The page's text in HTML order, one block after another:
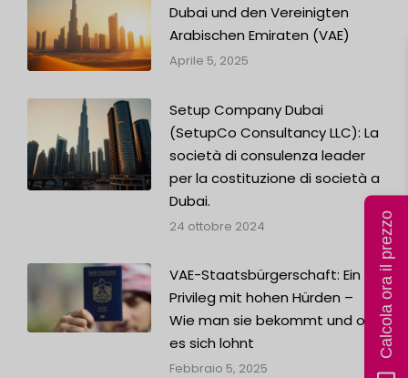
Dubai und den Vereinigten
Arabischen Emiraten (VAE)
Aprile 5, 2025
Setup Company Dubai
(SetupCo Consultancy LLC): La
società di consulenza leader
per la costituzione di società a
Dubai.
24 ottobre 2024
VAE-Staatsbürgerschaft: Ein
Privileg mit hohen Hürden –
Wie man sie bekommt und ob
es sich lohnt
Febbraio 5, 2025
Calcola ora il prezzo